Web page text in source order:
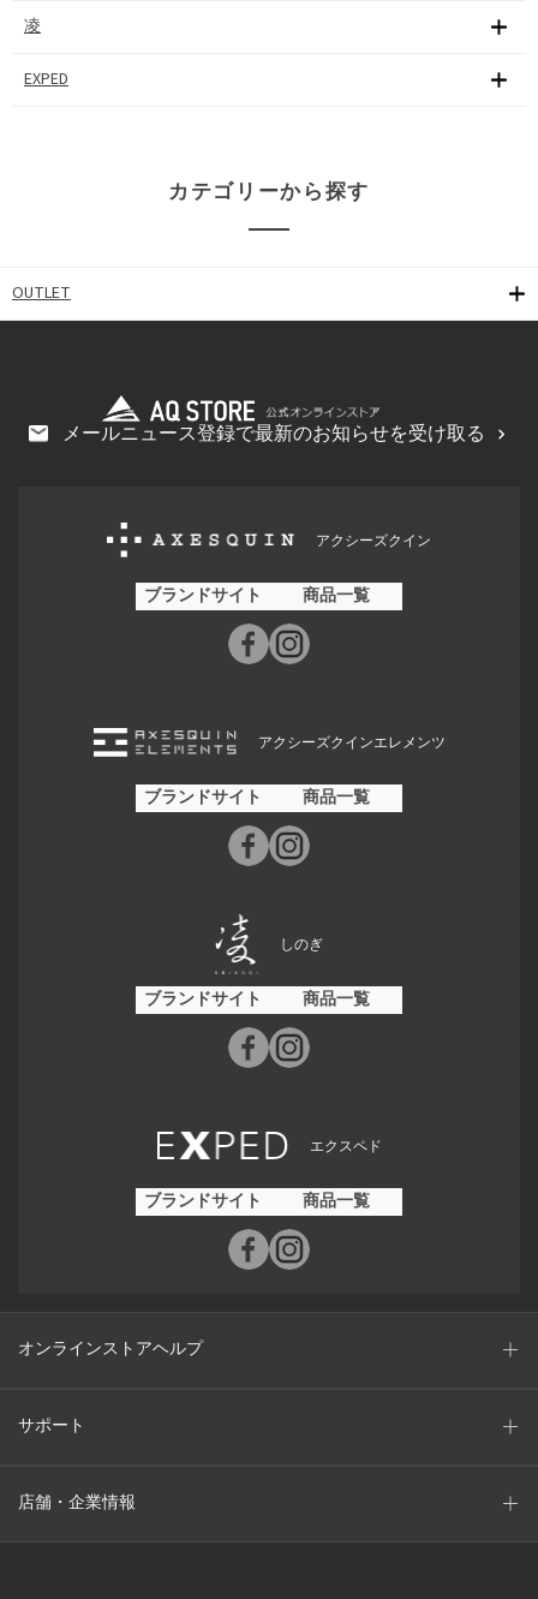
凌
EXPED
カテゴリーから探す
OUTLET
メールニュース登録で最新のお知らせを受け取る
アクシーズクイン
ブランドサイト 商品一覧
アクシーズクインエレメンツ
ブランドサイト 商品一覧
しのぎ
ブランドサイト 商品一覧
エクスペド
ブランドサイト 商品一覧
オンラインストアヘルプ
サポート
店舗・企業情報